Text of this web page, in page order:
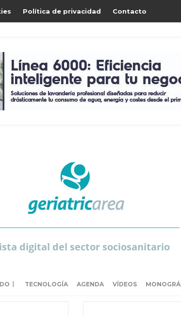
Política de privacidad Contacto
digital del sector sociosanitario
TECNOLOGÍA AGENDA VÍDEOS